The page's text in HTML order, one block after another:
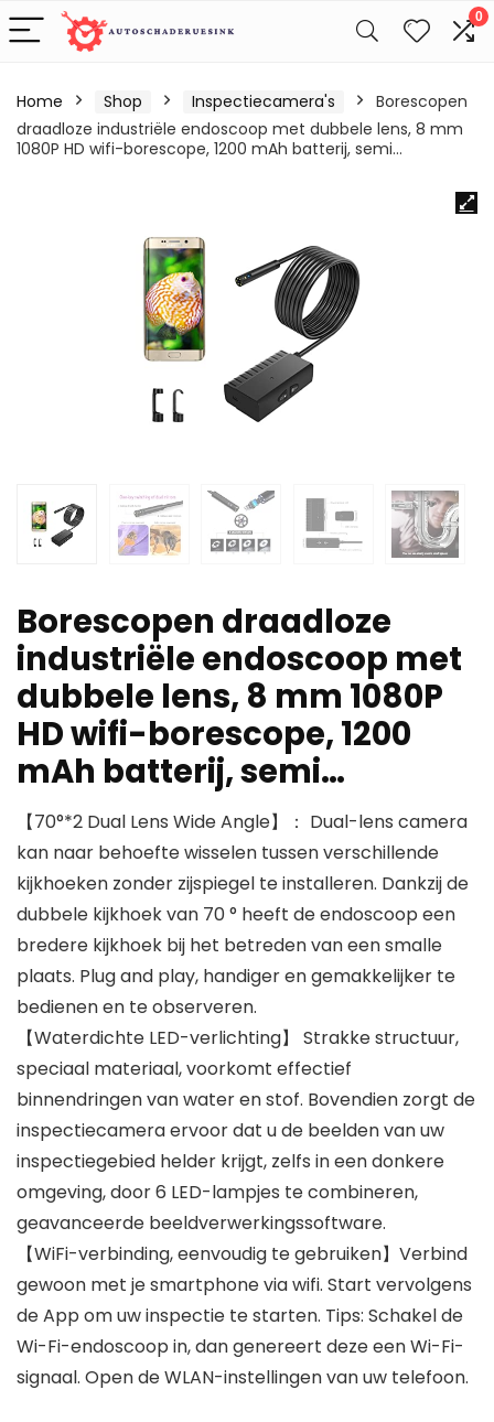
0
Home Shop Inspectiecamera's
Borescopen
draadloze industriële endoscoop met dubbele lens, 8 mm
1080P HD wifi-borescope, 1200 mAh batterij, semi…
Borescopen draadloze
industriële endoscoop met
dubbele lens, 8 mm 1080P
HD wifi-borescope, 1200
mAh batterij, semi…
【70°*2 Dual Lens Wide Angle】： Dual-lens camera
kan naar behoefte wisselen tussen verschillende
kijkhoeken zonder zijspiegel te installeren. Dankzij de
dubbele kijkhoek van 70 ° heeft de endoscoop een
bredere kijkhoek bij het betreden van een smalle
plaats. Plug and play, handiger en gemakkelijker te
bedienen en te observeren.
【Waterdichte LED-verlichting】 Strakke structuur,
speciaal materiaal, voorkomt effectief
binnendringen van water en stof. Bovendien zorgt de
inspectiecamera ervoor dat u de beelden van uw
inspectiegebied helder krijgt, zelfs in een donkere
omgeving, door 6 LED-lampjes te combineren,
geavanceerde beeldverwerkingssoftware.
【WiFi-verbinding, eenvoudig te gebruiken】Verbind
gewoon met je smartphone via wifi. Start vervolgens
de App om uw inspectie te starten. Tips: Schakel de
Wi-Fi-endoscoop in, dan genereert deze een Wi-Fi-
signaal. Open de WLAN-instellingen van uw telefoon.